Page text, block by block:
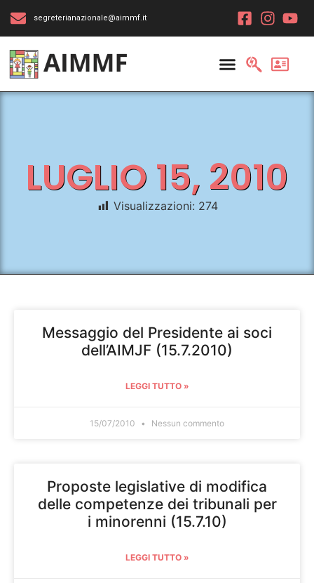
segreterianazionale@aimmf.it
LUGLIO 15, 2010
Visualizzazioni: 274
Messaggio del Presidente ai soci
dell’AIMJF (15.7.2010)
LEGGI TUTTO »
15/07/2010 Nessun commento
Proposte legislative di modifica
delle competenze dei tribunali per
i minorenni (15.7.10)
LEGGI TUTTO »